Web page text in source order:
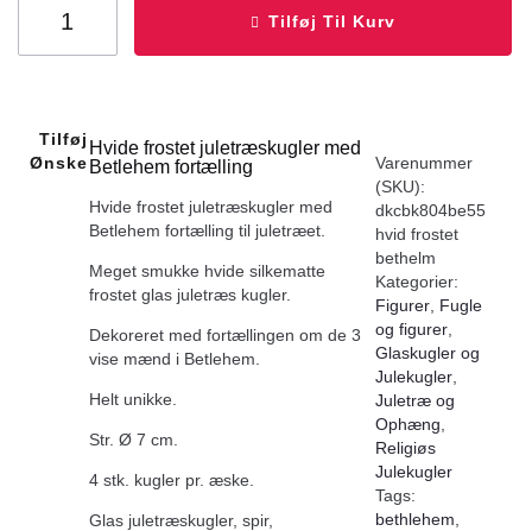
Tilføj Til Kurv
Tilføj Til
Ønskeliste
Hvide frostet juletræskugler med
Betlehem fortælling
Hvide frostet juletræskugler med
Betlehem fortælling til juletræet.
Meget smukke hvide silkematte
frostet glas juletræs kugler.
Dekoreret med fortællingen om de 3
vise mænd i Betlehem.
Helt unikke.
Str. Ø 7 cm.
4 stk. kugler pr. æske.
Glas juletræskugler, spir,
Varenummer
(SKU):
dkcbk804be55
hvid frostet
bethelm
Kategorier:
Figurer, Fugle
og figurer,
Glaskugler og
Julekugler,
Juletræ og
Ophæng
Religiøs
Julekugler
Tags:
bethlehem